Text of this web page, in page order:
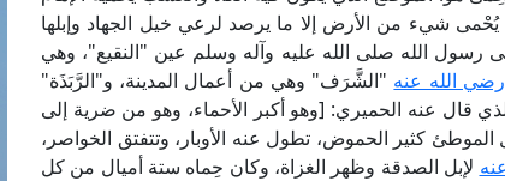
يُحْمى شيء من الأرض إلا ما يرصد لرعي خيل الجهاد وإبلها
رسول الله صلى الله عليه وآله وسلم عين "النقيع"، وهي
الله عنه "الشَّرَف" وهي من أعمال المدينة، و"الرَّبَذَة"
قال عنه الحميري: [وهو أكبر الأحماء، وهو من ضرية إلى
كثير الحموض، تطول عنه الأوبار، وتتفتق الخواصر،
لإبل الصدقة وظهر الغزاة، وكان حِماه ستة أميال من كل